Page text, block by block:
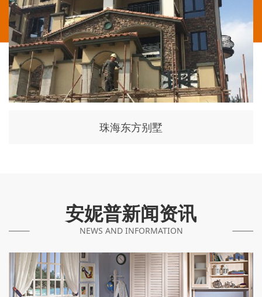
珠海东方别墅
安妮普新闻资讯
NEWS AND INFORMATION